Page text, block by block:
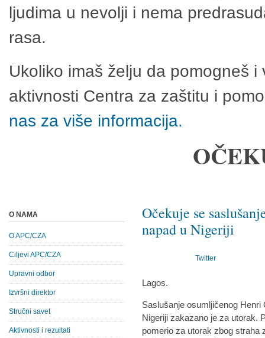
ljudima u nevolji i nema
rasa.
Ukoliko imaš želju da pomogneš
aktivnosti Centra za zaštitu i
nas za više informacija.
Očekuje se
napad u Nigeriji
Twitter
Lagos.
Saslušanje osumljičenog
Nigeriji zakazano je za utorak.
pomerio za utorak zbog straha
O NAMA
O APC/CZA
Ciljevi APC/CZA
Upravni odbor
Izvršni direktor
Stručni savet
Aktivnosti i rezultati